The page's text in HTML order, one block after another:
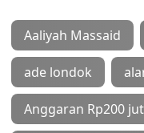
Aaliyah Massaid
ade londok
Anggaran Rp200